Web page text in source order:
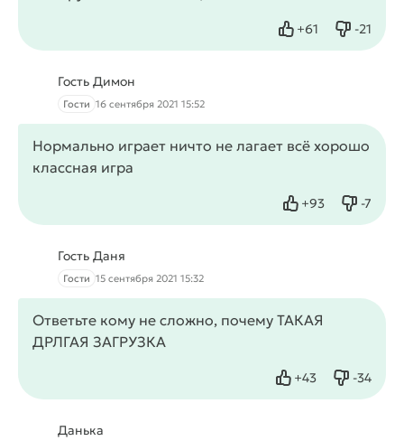
+61
Нравится -21
Не
Гость Димон
Гости 16 сентября 2021 15:52
Нормально играет ничто не лагает всё хорошо
классная игра
+93
Нравится -7
Не
Гость Даня
Гости 15 сентября 2021 15:32
Ответьте кому не сложно, почему ТАКАЯ
ДРЛГАЯ ЗАГРУЗКА
+43
Нравится -34
Не
Данька